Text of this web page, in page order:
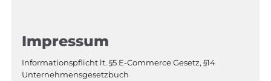
Impressum
Informationspflicht lt. §5 E-Commerce Gesetz, §14
Unternehmensgesetzbuch